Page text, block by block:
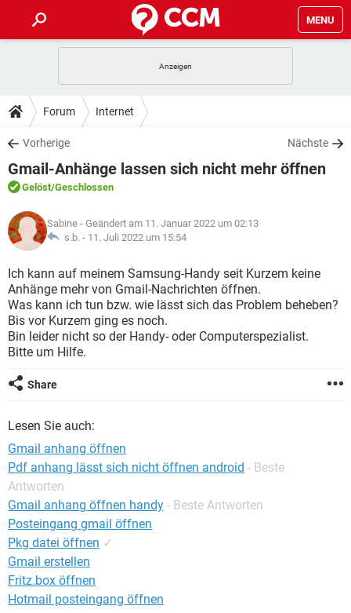
MENU
ANDROID
WINDOWS 10
WHATSAPP TIKTOK
FACEBOOK
TIPPS & TRICKS
SPIELE
WINDOWS 10
WHATSAPP
FACEBOOK
DOWNLOADS
SPIELE STREAMING
ANDROID
WINDOWS 10 INSTAGRAM
WHATSAPP
FACEBOOK HARDWARE
FORUM
SPIELE
ANDROID
WHATSAPP TIKTOK
FACEBOOK
LEXIKON
SPIELE
ANDROID IOS
WINDOWS 10 INSTAGRAM
WHATSAPP TIKTOK
FACEBOOK
Forum Internet
Vorherige Nächste
Gmail-Anhänge lassen sich nicht mehr öffnen
Gelöst/Geschlossen
Sabine - Geändert am 11. Januar 2022 um 02:13
s.b. - 11. Juli 2022 um 15:54
Ich kann auf meinem Samsung-Handy seit Kurzem keine
Anhänge mehr von Gmail-Nachrichten öffnen.
Was kann ich tun bzw. wie lässt sich das Problem beheben?
Bis vor Kurzem ging es noch.
Bin leider nicht so der Handy- oder Computerspezialist.
Bitte um Hilfe.
Share
Lesen Sie auch:
Gmail anhang öffnen
Pdf anhang lässt sich nicht öffnen android - Beste
Antworten
Gmail anhang öffnen handy - Beste Antworten
Posteingang gmail öffnen
Pkg datei öffnen ✓
Gmail erstellen
Fritz.box öffnen
Hotmail posteingang öffnen